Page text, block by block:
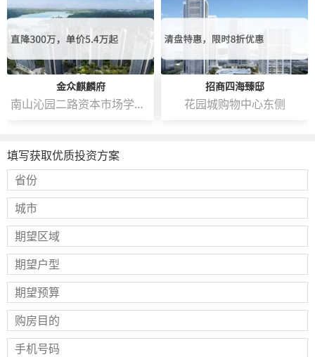
金众麒麟府
南山沁园二路资本市场学院南侧
招商四海臻邸
花园城购物中心东侧
填写获取优质投资方案